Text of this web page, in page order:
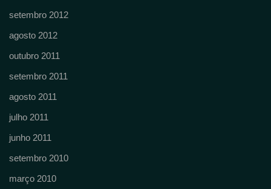
setembro 2012
agosto 2012
outubro 2011
setembro 2011
agosto 2011
julho 2011
junho 2011
setembro 2010
março 2010